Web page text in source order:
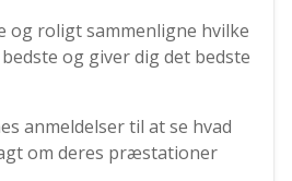
og roligt sammenligne hvilke
og giver dig det bedste
anmeldelser til at se hvad
om deres præstationer